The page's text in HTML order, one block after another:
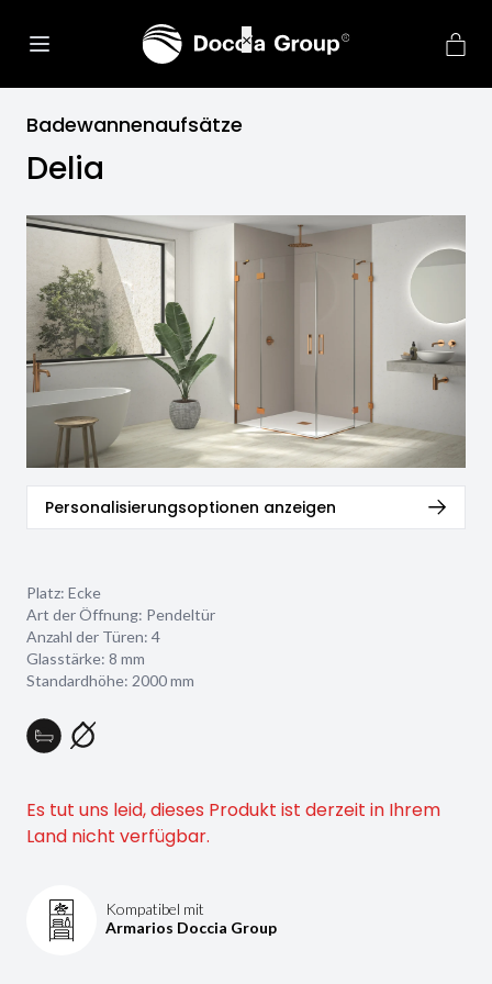
Badewannenaufsätze
Delia
Personalisierungsoptionen anzeigen
Platz: Ecke
Art der Öffnung: Pendeltür
Anzahl der Türen: 4
Glasstärke: 8 mm
Standardhöhe: 2000 mm
Es tut uns leid, dieses Produkt ist derzeit in Ihrem
Land nicht verfügbar.
Kompatibel mit
Armarios Doccia Group